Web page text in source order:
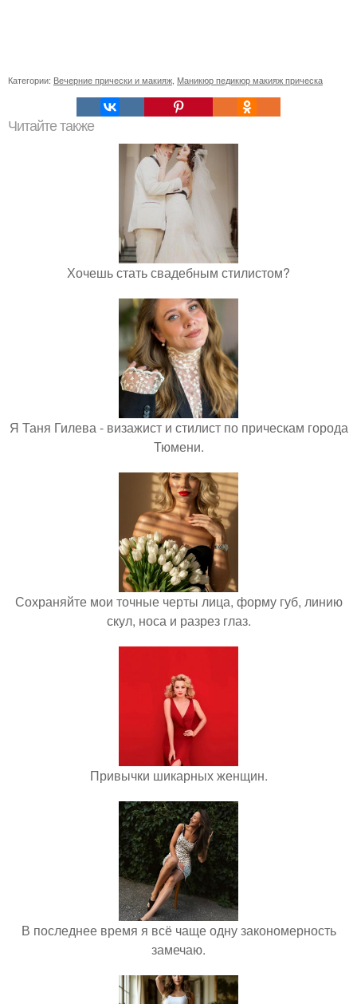
Категории: Вечерние прически и макияж Маникюр педикюр макияж прическа
Читайте также
Хочешь стать свадебным стилистом?
Я Таня Гилева - визажист и стилист по прическам города
Тюмени.
Сохраняйте мои точные черты лица, форму губ, линию
скул, носа и разрез глаз.
Привычки шикарных женщин.
В последнее время я всё чаще одну закономерность
замечаю.